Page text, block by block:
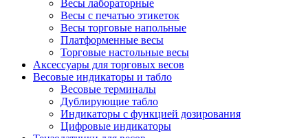
Весы лабораторные
Весы с печатью этикеток
Весы торговые напольные
Платформенные весы
Торговые настольные весы
Аксессуары для торговых весов
Весовые индикаторы и табло
Весовые терминалы
Дублирующие табло
Индикаторы с функцией дозирования
Цифровые индикаторы